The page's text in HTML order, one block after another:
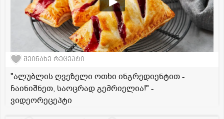
შეინახე რეცეპტი
"ალუბლის ღვეზელი ოთხი ინგრედიენტით -
ჩაინიშნეთ, საოცრად გემრიელია!" -
ვიდეორეცეპტი